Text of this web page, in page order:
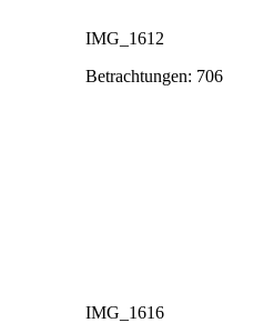
IMG_1612
Betrachtungen: 706
IMG_1616